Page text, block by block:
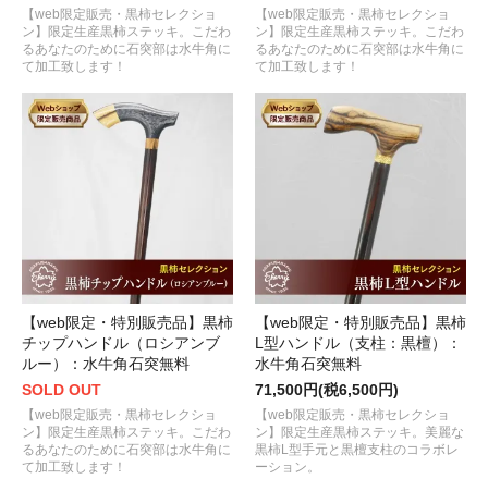
【web限定販売・黒柿セレクショ
ン】限定生産黒柿ステッキ。こだわ
るあなたのために石突部は水牛角に
て加工致します！
【web限定販売・黒柿セレクショ
ン】限定生産黒柿ステッキ。こだわ
るあなたのために石突部は水牛角に
て加工致します！
【web限定・特別販売品】黒柿
チップハンドル（ロシアンブ
ルー）：水牛角石突無料
SOLD OUT
【web限定販売・黒柿セレクショ
ン】限定生産黒柿ステッキ。こだわ
るあなたのために石突部は水牛角に
て加工致します！
【web限定・特別販売品】黒柿
L型ハンドル（支柱：黒檀）：
水牛角石突無料
71,500円(税6,500円)
【web限定販売・黒柿セレクショ
ン】限定生産黒柿ステッキ。美麗な
黒柿L型手元と黒檀支柱のコラボレ
ーション。